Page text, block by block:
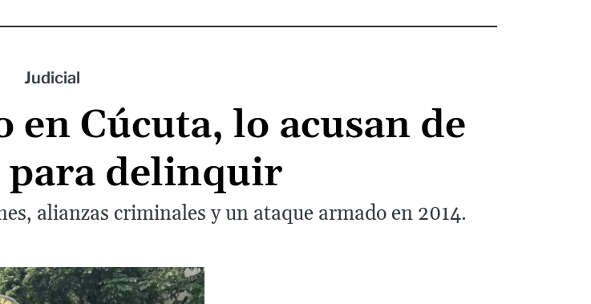
Judicial
en Cúcuta, lo acusan de
para delinquir
alianzas criminales y un ataque armado en 2014.